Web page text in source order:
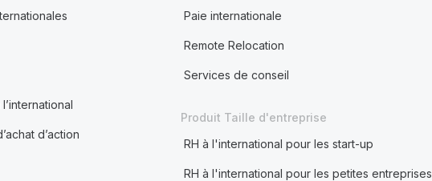
d’action
Paie internationale
Remote Relocation
Services de conseil
Produit Taille d'entreprise
RH à l'international pour les start-up
RH à l'international pour les petites entreprises